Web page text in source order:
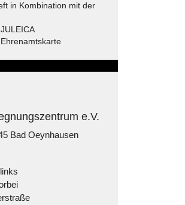
in Kombination mit der
e.V.
Bad Oeynhausen